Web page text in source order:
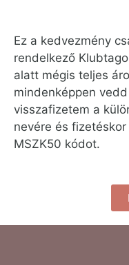
Ez a kedvezmény
rendelkező
alatt mégis teljes
mindenképpen
visszafizetem a
nevére és
MSZK50 kódot.